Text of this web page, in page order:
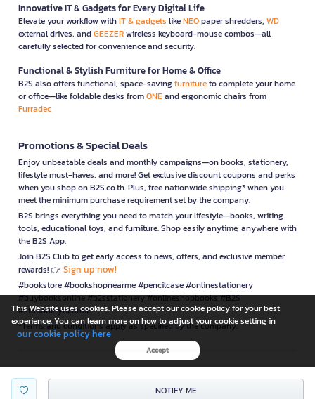
NOTIFY ME
Innovative IT & Gadgets for Every Digital Life
Elevate your workflow withIT & gadgets likeNEOpaper shredders, WD
external drives, andGEEZERwireless keyboard-mouse combos—all
carefully selected for convenience and security.
Functional & Stylish Furniture for Home & Office
B2S also offers functional, space-savingfurnitureto complete your home
or office—like foldable desks fromONEand ergonomic chairs from
Furradec
Promotions & Special Deals
Enjoy unbeatable deals and monthly campaigns—on books, stationery,
lifestyle must-haves, and more! Get exclusive discount coupons and perks
when you shop on B2S.co.th. Plus, free nationwide shipping* when you
meet the minimum purchase requirement set by the company.
B2S brings everything you need to match your lifestyle—books, writing
tools, educational toys, and furniture. Shop easily anytime, anywhere with
the B2S App.
Join B2S Club to get early access to news, offers, and exclusive member
rewards! 👉 Sign up now!
#bookstore #bookshopnearme #pencilcase #onlinestationery
#buybooksonline #b2sstationery #onlineshopbooks #B2S
#stationerynearme
*Terms and conditions apply as specified by the company.
is a company operating under
This Website uses cookies. Please accept our cookie policy for your best
experience. You can learn more on how to adjust your cookie setting in
our cookie policy here
Accept